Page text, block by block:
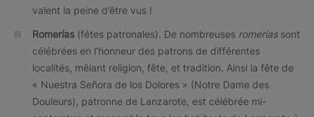
valent la peine d’être vus !
Romerías (fêtes patronales). De nombreuses romeríassont
célébrées en l’honneur des patrons de différentes
localités, mêlant religion, fête, et tradition. Ainsi la fête de
« Nuestra Señora de los Dolores » (Notre Dame des
Douleurs), patronne de Lanzarote, est célébrée mi-